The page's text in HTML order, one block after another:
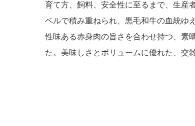
育て方、飼料、安全性に至るまで、生産
ベルで積み重ねられ、黒毛和牛の血統ゆ
性味ある赤身肉の旨さを合わせ持つ、素
た。美味しさとボリュームに優れた、交